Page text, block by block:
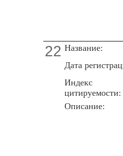
22 Название:
Дата
Индекс
цитируемости:
Описание: